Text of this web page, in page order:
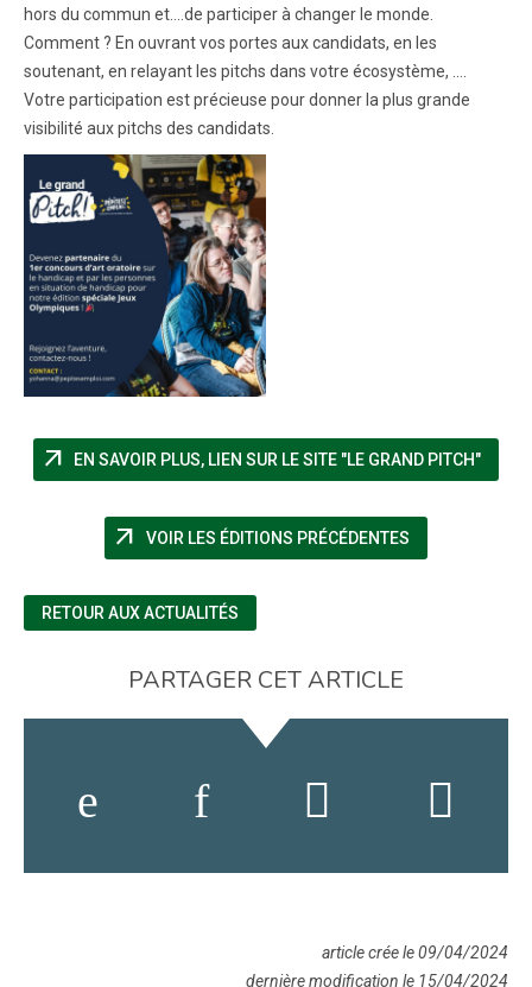
hors du commun et….de participer à changer le monde.
Comment ? En ouvrant vos portes aux candidats, en les
soutenant, en relayant les pitchs dans votre écosystème, ….
Votre participation est précieuse pour donner la plus grande
visibilité aux pitchs des candidats.
arrow_outward EN SAVOIR PLUS, LIEN SUR LE SITE "LE GRAND PITCH"
arrow_outward VOIR LES ÉDITIONS PRÉCÉDENTES(NOUVELLE
RETOUR AUX ACTUALITÉS
PARTAGER CET ARTICLE
article crée le 09/04/2024
dernière modification le 15/04/2024